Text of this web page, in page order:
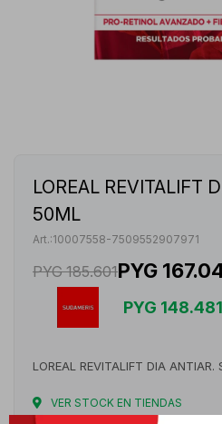
LOREAL REVITALIFT
50ML
10007558-7509552907971
PYG 185.601PYG
PYG 148.481
LOREAL REVITALIFT DIA ANTIAR.
VER STOCK EN TIENDAS